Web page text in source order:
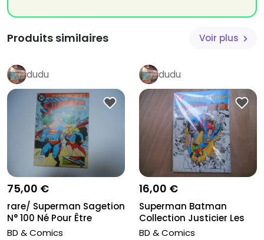
Produits similaires Voir plus
dudu
75,00 €
rare/ Superman Sagetion
N° 100 Né Pour Être
Super...
BD & Comics
dudu
16,00 €
Superman Batman
Collection Justicier Les
Origines...
BD & Comics